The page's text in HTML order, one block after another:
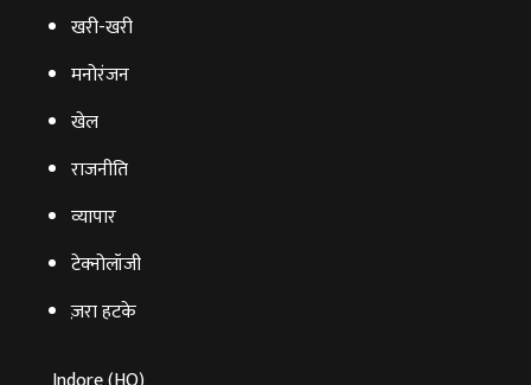
खरी-खरी
मनोरंजन
खेल
राजनीति
व्‍यापार
टेक्‍नोलॉजी
ज़रा हटके